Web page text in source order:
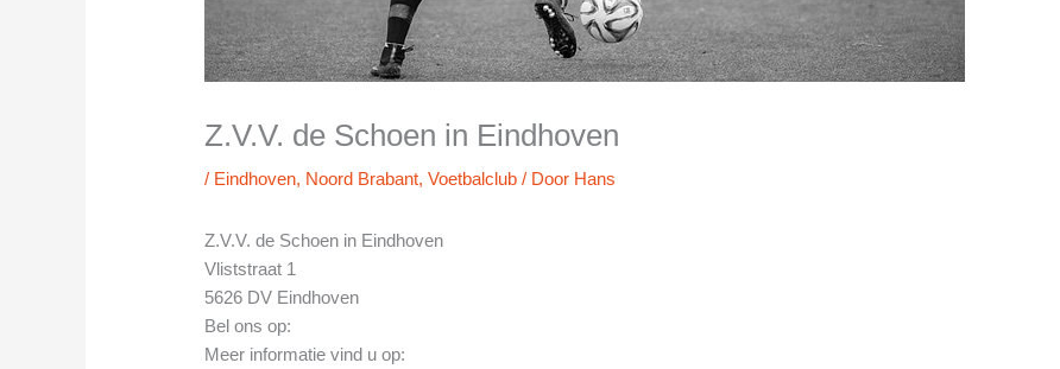
Z.V.V. de Schoen in Eindhoven
/ Eindhoven, Noord Brabant,Voetbalclub / Door Hans
Z.V.V. de Schoen in Eindhoven
Vliststraat 1
5626 DV Eindhoven
Bel ons op:
Meer informatie vind u op: